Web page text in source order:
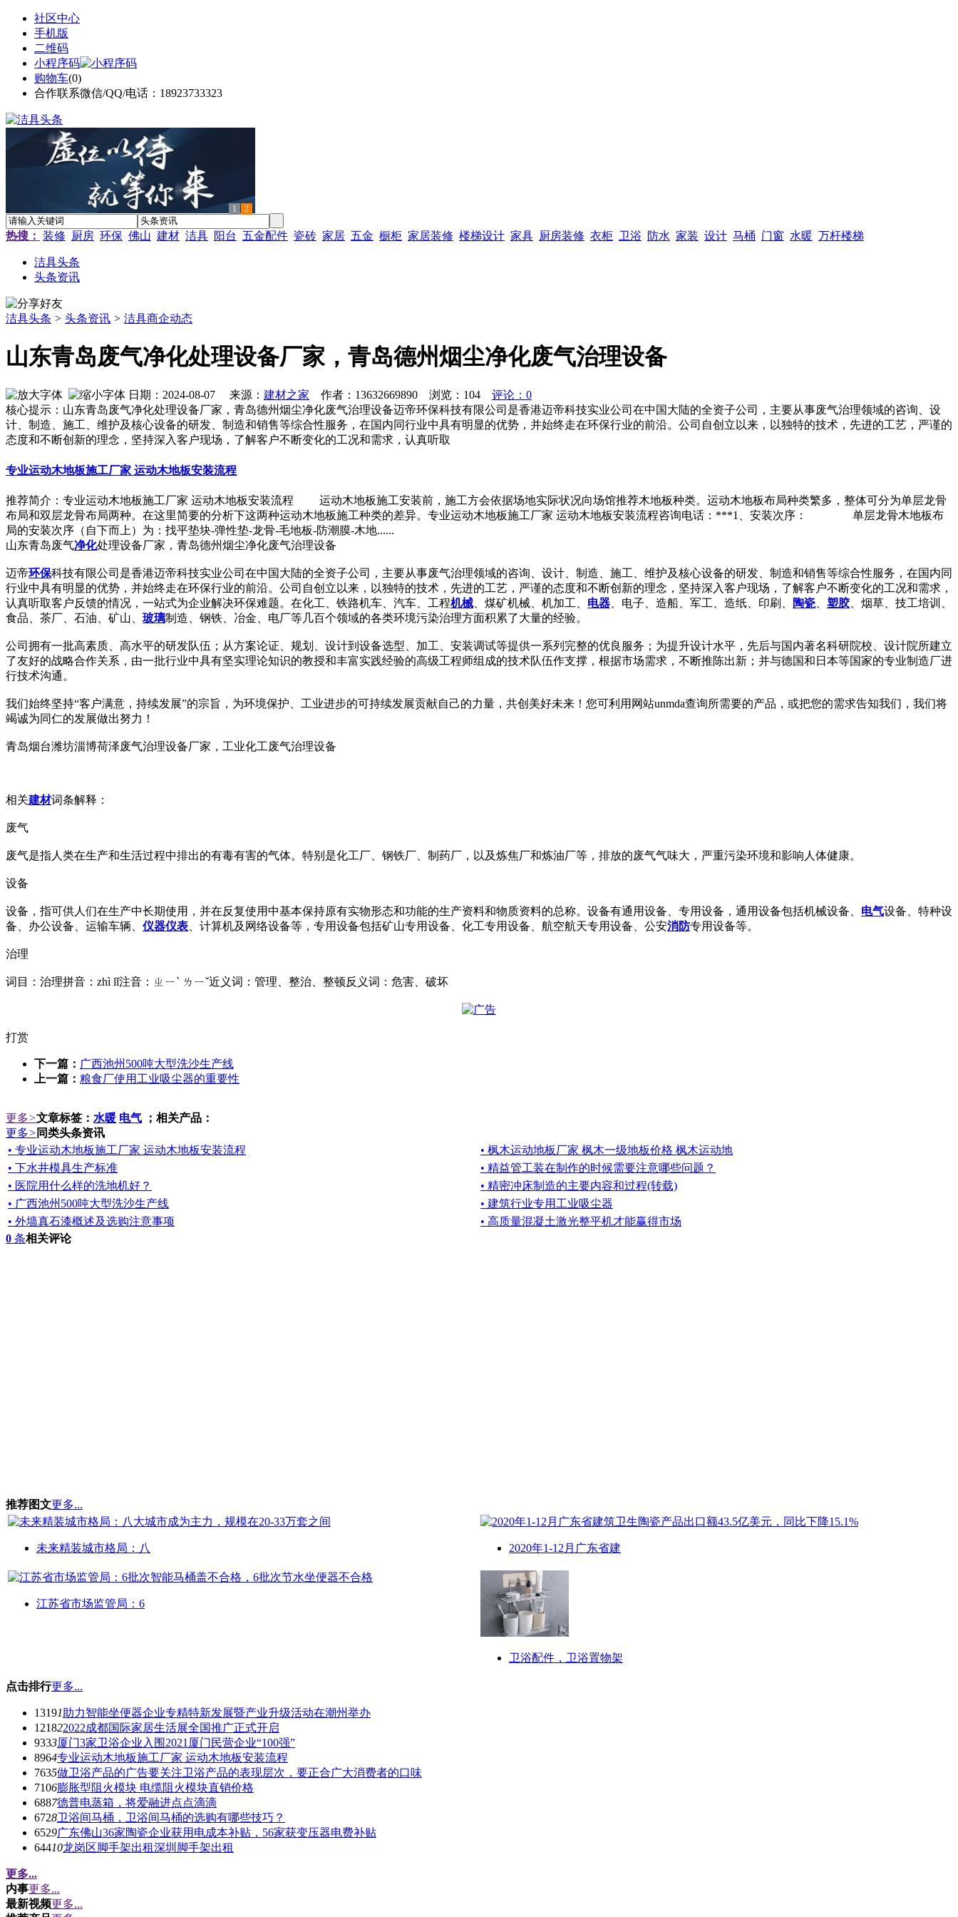
社区中心
手机版
二维码
小程序码
购物车(0)
合作联系微信/QQ/电话：18923733323
1 2
热搜： 装修 厨房 环保 佛山 建材 洁具 阳台 五金配件 瓷砖 家居 五金 橱柜 家居装修 楼梯设计 家具 厨房装修 衣柜 卫浴 防水 家装 设计 马桶 门窗 水暖 万杆楼梯
洁具头条
头条资讯
洁具头条 > 头条资讯 > 洁具商企动态
山东青岛废气净化处理设备厂家，青岛德州烟尘净化废气治理设备
日期：2024-08-07 来源： 建材之家 作者：13632669890 浏览： 104
评论：0
核心提示：山东青岛废气净化处理设备厂家，青岛德州烟尘净化废气治理设备迈帝环保科技有限公司是香港迈帝科技实业公司在中国大陆的全资子公司，主要从事废气治理领域的咨询、设
计、制造、施工、维护及核心设备的研发、制造和销售等综合性服务，在国内同行业中具有明显的优势，并始终走在环保行业的前沿。公司自创立以来，以独特的技术，先进的工艺，严谨的
态度和不断创新的理念，坚持深入客户现场，了解客户不断变化的工况和需求，认真听取
专业运动木地板施工厂家 运动木地板安装流程
推荐简介：专业运动木地板施工厂家 运动木地板安装流程 运动木地板施工安装前，施工方会依据场地实际状况向场馆推荐木地板种类。运动木地板布局种类繁多，整体可分为单层龙骨
布局和双层龙骨布局两种。在这里简要的分析下这两种运动木地板施工种类的差异。专业运动木地板施工厂家 运动木地板安装流程咨询电话：***1、安装次序： 单层龙骨木地板布
局的安装次序（自下而上）为：找平垫块-弹性垫-龙骨-毛地板-防潮膜-木地......
山东青岛废气净化处理设备厂家，青岛德州烟尘净化废气治理设备
迈帝环保科技有限公司是香港迈帝科技实业公司在中国大陆的全资子公司，主要从事废气治理领域的咨询、设计、制造、施工、维护及核心设备的研发、制造和销售等综合性服务，在国内同
行业中具有明显的优势，并始终走在环保行业的前沿。公司自创立以来，以独特的技术，先进的工艺，严谨的态度和不断创新的理念，坚持深入客户现场，了解客户不断变化的工况和需求，
认真听取客户反馈的情况，一站式为企业解决环保难题。在化工、铁路机车、汽车、工程机械 、煤矿机械、机加工、 电器 、电子、造船、军工、造纸、印刷、 陶瓷 塑胶、烟草、技工培训、
食品、茶厂、石油、矿山、 玻璃制造、钢铁、冶金、电厂等几百个领域的各类环境污染治理方面积累了大量的经验。
公司拥有一批高素质、高水平的研发队伍；从方案论证、规划、设计到设备选型、加工、安装调试等提供一系列完整的优良服务；为提升设计水平，先后与国内著名科研院校、设计院所建立
了友好的战略合作关系，由一批行业中具有坚实理论知识的教授和丰富实践经验的高级工程师组成的技术队伍作支撑，根据市场需求，不断推陈出新；并与德国和日本等国家的专业制造厂进
行技术沟通。
我们始终坚持“客户满意，持续发展”的宗旨，为环境保护、工业进步的可持续发展贡献自己的力量，共创美好未来！您可利用网站unmda查询所需要的产品，或把您的需求告知我们，我们将
竭诚为同仁的发展做出努力！
青岛烟台潍坊淄博荷泽废气治理设备厂家，工业化工废气治理设备
相关建材词条解释：
废气
废气是指人类在生产和生活过程中排出的有毒有害的气体。特别是化工厂、钢铁厂、制药厂，以及炼焦厂和炼油厂等，排放的废气气味大，严重污染环境和影响人体健康。
设备
设备，指可供人们在生产中长期使用，并在反复使用中基本保持原有实物形态和功能的生产资料和物质资料的总称。设备有通用设备、专用设备，通用设备包括机械设备、 电气设备、特种设
备、办公设备、运输车辆、 仪器仪表 、计算机及网络设备等，专用设备包括矿山专用设备、化工专用设备、航空航天专用设备、公安消防专用设备等。
治理
词目：治理拼音：zhì lǐ注音：ㄓㄧˋ ㄌㄧˇ近义词：管理、整治、整顿反义词：危害、破坏
打赏
下一篇： 广西池州500吨大型洗沙生产线
上一篇： 粮食厂使用工业吸尘器的重要性
更多>文章标签： 水暖 电气 ；相关产品：
更多> 同类头条资讯
• 专业运动木地板施工厂家 运动木地板安装流程
• 枫木运动地板厂家 枫木一级地板价格 枫木运动地
• 下水井模具生产标准
• 精益管工装在制作的时候需要注意哪些问题？
• 医院用什么样的洗地机好？
• 精密冲床制造的主要内容和过程(转载)
• 广西池州500吨大型洗沙生产线
• 建筑行业专用工业吸尘器
• 外墙真石漆概述及选购注意事项
• 高质量混凝土激光整平机才能赢得市场
0 条相关评论
推荐图文更多...
未来精装城市格局：八 2020年1-12月广东省建
江苏省市场监管局：6
卫浴配件，卫浴置物架
点击排行更多...
13191 助力智能坐便器企业专精特新发展暨产业升级活动在潮州举办
121822022成都国际家居生活展全国推广正式开启
9333厦门3家卫浴企业入围2021厦门民营企业“100强”
8964专业运动木地板施工厂家 运动木地板安装流程
7635做卫浴产品的广告要关注卫浴产品的表现层次，要正合广大消费者的口味
7106膨胀型阻火模块 电缆阻火模块直销价格
6887德普电蒸箱，将爱融进点点滴滴
6728卫浴间马桶，卫浴间马桶的选购有哪些技巧？
6529广东佛山36家陶瓷企业获用电成本补贴，56家获变压器电费补贴
64410龙岗区脚手架出租深圳脚手架出租
更多...
内事更多...
最新视频更多...